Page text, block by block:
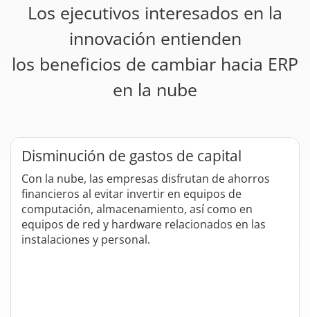
Los ejecutivos interesados en la
innovación entienden
los beneficios de cambiar hacia ERP
en la nube
Disminución de gastos de capital
Con la nube, las empresas disfrutan de ahorros
financieros al evitar invertir en equipos de
computación, almacenamiento, así como en
equipos de red y hardware relacionados en las
instalaciones y personal.